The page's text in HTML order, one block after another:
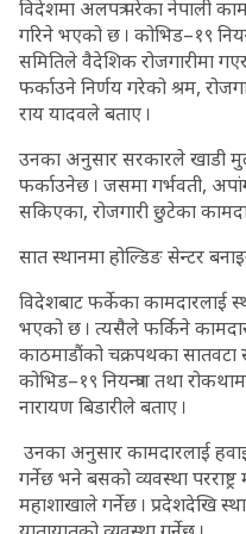
विदेशमा अलपत्र परेका नेपाली
गरिने भएको छ । कोभिड–१९
समितिले वैदेशिक रोजगारीमा
फर्काउने निर्णय गरेको श्रम,
राय यादवले बताए ।
उनका अनुसार सरकारले खाडी
फर्काउनेछ । जसमा गर्भवती,
सकिएका, रोजगारी छुटेका
सात स्थानमा होल्डिङ सेन्टर
विदेशबाट फर्केका कामदारलाई
भएको छ । त्यसैले फर्किने
काठमाडौंको चक्रपथका सातवटा
कोभिड–१९ नियन्त्रण तथा
नारायण बिडारीले बताए ।
उनका अनुसार कामदारलाई
गर्नेछ भने बसको व्यवस्था परराष्ट्र
महाशाखाले गर्नेछ । प्रदेशदेखि